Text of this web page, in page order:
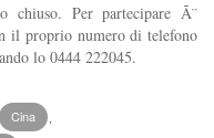
Per partecipare Ã¨
il proprio numero di telefono
lo 0444 222045.
Cina